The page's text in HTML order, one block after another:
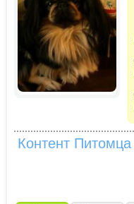
Контент Питомца